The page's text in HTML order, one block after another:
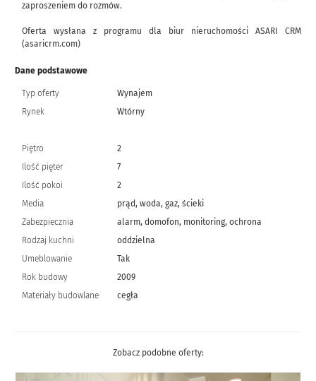
zaproszeniem do rozmów.
Oferta wysłana z programu dla biur nieruchomości ASARI CRM
(asaricrm.com)
Dane podstawowe
Typ oferty
Wynajem
Rynek
Wtórny
Piętro
2
Ilość pięter
7
Ilość pokoi
2
Media
prąd, woda, gaz, ścieki
Zabezpiecznia
alarm, domofon, monitoring, ochrona
Rodzaj kuchni
oddzielna
Umeblowanie
Tak
Rok budowy
2009
Materiały budowlane
cegła
Zobacz podobne oferty: